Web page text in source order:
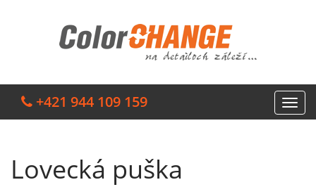
+421 944 109 159
Lovecká puška